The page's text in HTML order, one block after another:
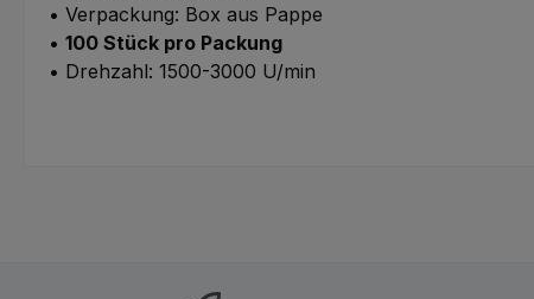
• Verpackung: Box aus Pappe
• 100 Stück pro Packung
• Drehzahl: 1500-3000 U/min